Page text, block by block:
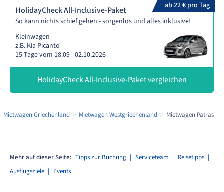
ab 22 € pro Tag
HolidayCheck All-Inclusive-Paket
So kann nichts schief gehen - sorgenlos und alles inklusive!
Kleinwagen
z.B. Kia Picanto
15 Tage vom 18.09 - 02.10.2026
HolidayCheck All-Inclusive-Paket vergleichen
Mietwagen Griechenland Mietwagen Westgriechenland Mietwagen Patras
Mehr auf dieser Seite: Tipps zur Buchung Serviceteam
Reisetipps
Ausflugsziele
Events